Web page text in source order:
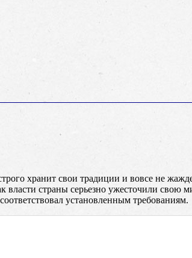
хранит свои традиции и вовсе не
власти страны серьезно ужесточили свою
установленным требованиям.